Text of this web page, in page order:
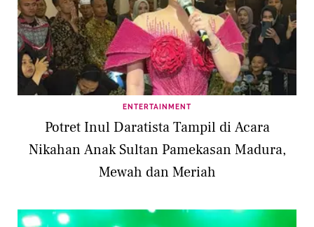
ENTERTAINMENT
Potret Inul Daratista Tampil di Acara
Nikahan Anak Sultan Pamekasan Madura,
Mewah dan Meriah